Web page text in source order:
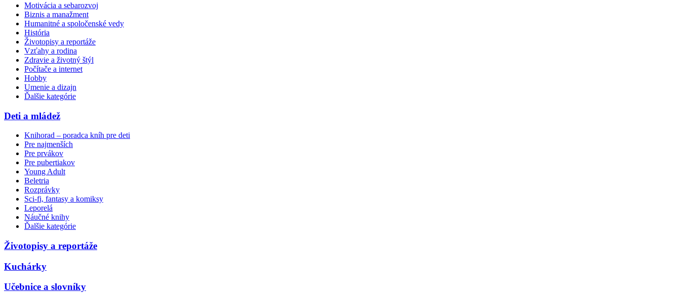
Motivácia a sebarozvoj
Biznis a manažment
Humanitné a spoločenské vedy
História
Životopisy a reportáže
Vzťahy a rodina
Zdravie a životný štýl
Počítače a internet
Hobby
Umenie a dizajn
Ďalšie kategórie
Deti a mládež
Knihorad – poradca kníh pre deti
Pre najmenších
Pre prvákov
Pre pubertiakov
Young Adult
Beletria
Rozprávky
Sci-fi, fantasy a komiksy
Leporelá
Náučné knihy
Ďalšie kategórie
Životopisy a reportáže
Kuchárky
Učebnice a slovníky